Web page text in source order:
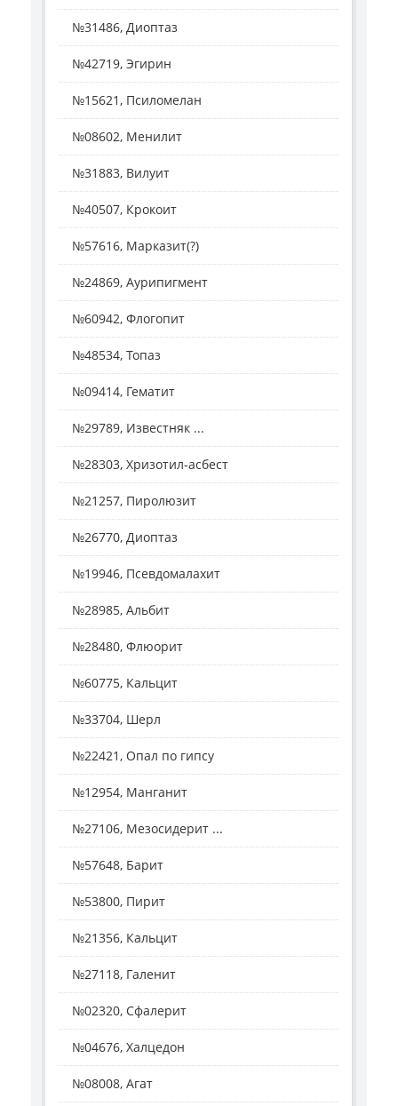
№31486, Диоптаз
№42719, Эгирин
№15621, Псиломелан
№08602, Менилит
№31883, Вилуит
№40507, Крокоит
№57616, Марказит(?)
№24869, Аурипигмент
№60942, Флогопит
№48534, Топаз
№09414, Гематит
№29789, Известняк ...
№28303, Хризотил-асбест
№21257, Пиролюзит
№26770, Диоптаз
№19946, Псевдомалахит
№28985, Альбит
№28480, Флюорит
№60775, Кальцит
№33704, Шерл
№22421, Опал по гипсу
№12954, Манганит
№27106, Мезосидерит ...
№57648, Барит
№53800, Пирит
№21356, Кальцит
№27118, Галенит
№02320, Сфалерит
№04676, Халцедон
№08008, Агат